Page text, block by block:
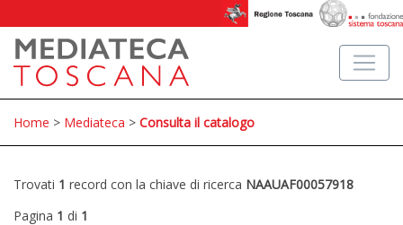
Home > Mediateca > Consulta il catalogo
Trovati 1 record con la chiave di ricerca NAAUAF00057918
Pagina 1 di 1